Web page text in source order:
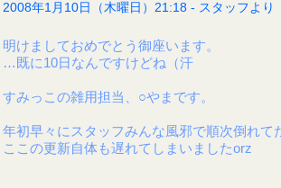
2008年1月10日（木曜日）21:18 - スタッフより
明けましておめでとう御座います。
…既に10日なんですけどね（汗
すみっこの雑用担当、○やまです。
年初早々にスタッフみんな風邪で順次倒れて
ここの更新自体も遅れてしまいましたorz